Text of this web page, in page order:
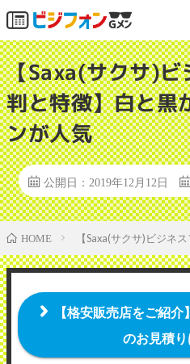
【Saxa(サクサ)ビ
判と特徴】白と黒
ンが人気
公開日：2019年12月12日
HOME 【Saxa(サクサ)ビジネ
【格安販売店をご紹
のお見積